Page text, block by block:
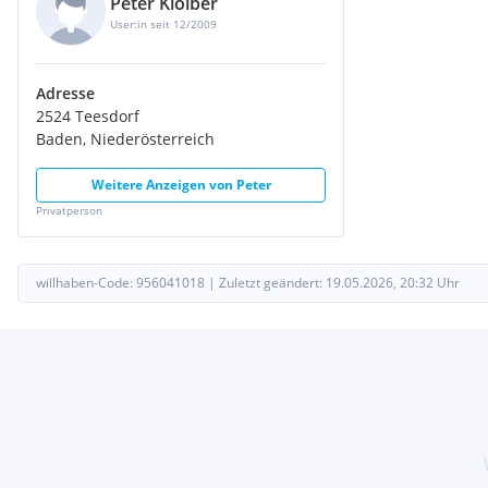
User:in seit 12/2009
Adresse
2524 Teesdorf
Baden, Niederösterreich
Weitere Anzeigen von Peter
Privatperson
willhaben-Code: 956041018 | Zuletzt geändert: 19.05.2026, 20:32 Uhr